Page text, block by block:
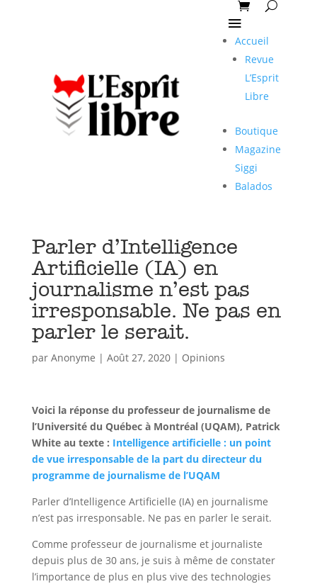
Accueil
Revue
L’Esprit
Libre
Boutique
Magazine
Siggi
Balados
Parler d’Intelligence
Artificielle (IA) en
journalisme n’est pas
irresponsable. Ne pas en
parler le serait.
par Anonyme | Août 27, 2020| Opinions
Voici la réponse du professeur de journalisme de
l’Université du Québec à Montréal (UQAM), Patrick
White au texte : Intelligence artificielle : un point
de vue irresponsable de la part du directeur du
programme de journalisme de l’UQAM
Parler d’Intelligence Artificielle (IA) en journalisme
n’est pas irresponsable. Ne pas en parler le serait.
Comme professeur de journalisme et journaliste
depuis plus de 30 ans, je suis à même de constater
l’importance de plus en plus vive des technologies